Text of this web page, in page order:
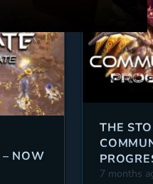
– NOW
THE
12/30/
7 months